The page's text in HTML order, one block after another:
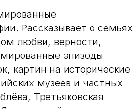
Рассказывает о семьях
любви, верности,
эпизоды
картин на исторические
музеев и частных
Третьяковская